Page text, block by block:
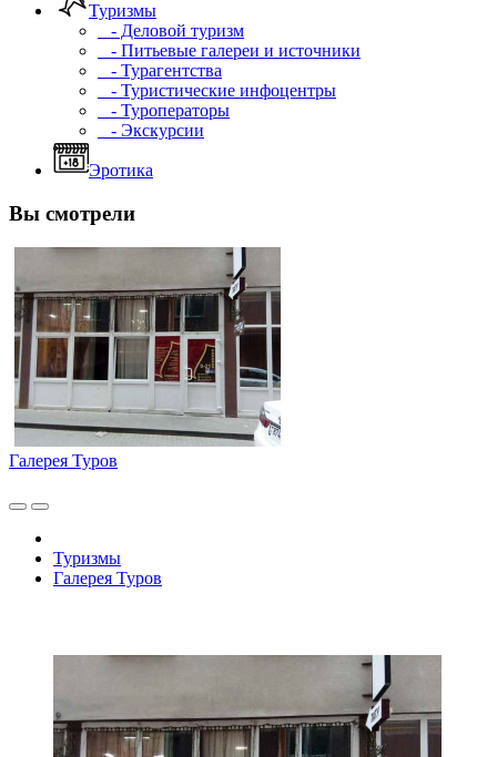
Туризмы
- Деловой туризм
- Питьевые галереи и источники
- Турагентства
- Туристические инфоцентры
- Туроператоры
- Экскурсии
Эротика
Вы смотрели
Галерея Туров
Туризмы
Галерея Туров